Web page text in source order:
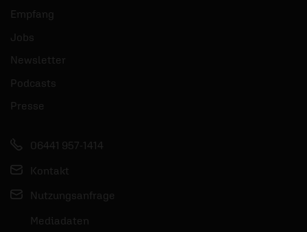
Empfang
Jobs
Newsletter
Podcasts
Presse
06441 957-1414
Kontakt
Nutzungsanfrage
Mediadaten